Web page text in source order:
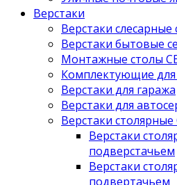
Верстаки
Верстаки слесарные
Верстаки бытовые
Монтажные столы
Комплектующие для
Верстаки для гаража
Верстаки для
Верстаки
Верстаки
подверстачьем
Верстаки
подвертачьем